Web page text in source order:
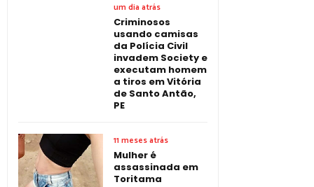
um dia atrás
Criminosos
usando camisas
da Polícia Civil
invadem Society e
executam homem
a tiros em Vitória
de Santo Antão,
PE
11 meses atrás
Mulher é
assassinada em
Toritama